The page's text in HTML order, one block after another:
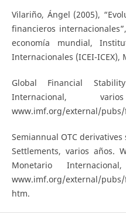
Vilariño, Ángel (2005),
financieros
economía mundial,
Internacionales (ICEI-ICEX),
Global Financial
Internacional,
www.imf.org/external/
Semiannual OTC
Settlements, varios años.
Monetario
www.imf.org/external/
htm.